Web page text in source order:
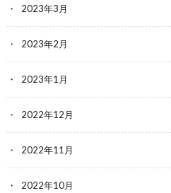
2023年3月
2023年2月
2023年1月
2022年12月
2022年11月
2022年10月